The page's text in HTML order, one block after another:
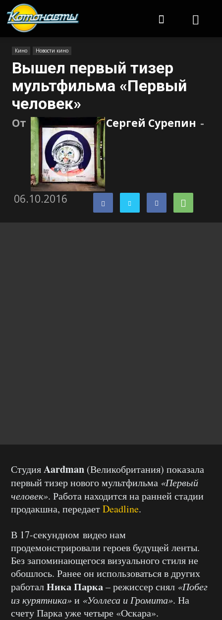
Кино Новости кино
Вышел первый тизер
мультфильма «Первый
человек»
От Сергей Сурепин -
06.10.2016
СтудияAardman (Великобритания) показала
первый тизер нового мультфильма «Первый
человек». Работа находится на ранней стадии
продакшна, передаетDeadline.
В 17-секундном видео нам
продемонстрировали героев будущей ленты.
Без запоминающегося визуального стиля не
обошлось. Ранее он использоваться в других
работалНика Парка– режиссер снял «Побег
из курятника»и «Уоллеса и Громита». На
счету Парка уже четыре «Оскара».